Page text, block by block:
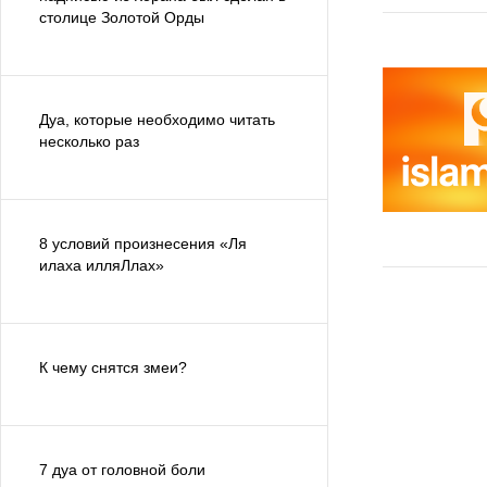
столице Золотой Орды
Дуа, которые необходимо читать
несколько раз
8 условий произнесения «Ля
илаха илляЛлах»
К чему снятся змеи?
7 дуа от головной боли